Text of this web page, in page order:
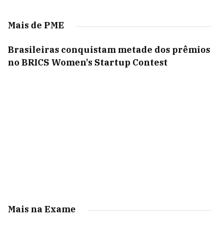
Mais de PME
Brasileiras conquistam metade dos prêmios
no BRICS Women's Startup Contest
Mais na Exame